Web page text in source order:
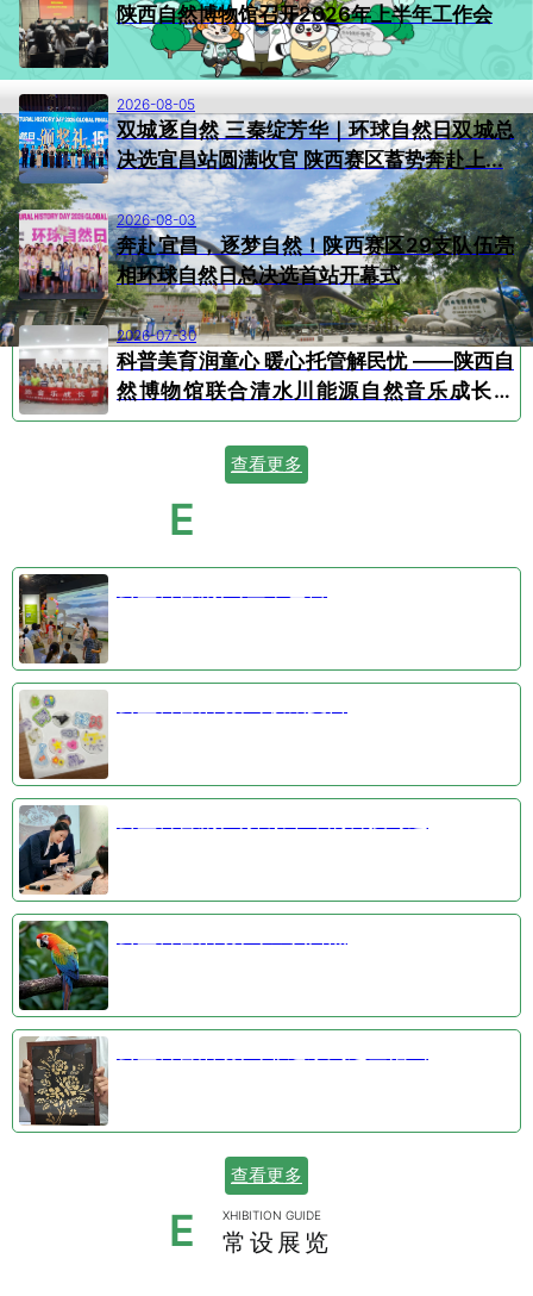
陕西自然博物馆召开2026年上半年工作会
2026-08-05
双城逐自然 三秦绽芳华｜环球自然日双城总
决选宜昌站圆满收官 陕西赛区蓄势奔赴上...
2026-08-03
奔赴宜昌，逐梦自然！陕西赛区29支队伍亮
相环球自然日总决选首站开幕式
2026-07-30
科普美育润童心 暖心托管解民忧 ——陕西自
然博物馆联合清水川能源自然音乐成长营
顺...
查看更多
E
查看更多
E XHIBITION GUIDE
常设展览